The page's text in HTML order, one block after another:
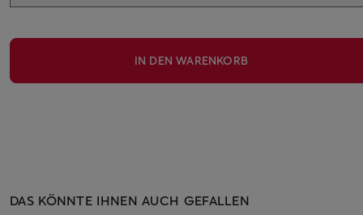
IN DEN WARENKORB
DAS KÖNNTE IHNEN AUCH GEFALLEN